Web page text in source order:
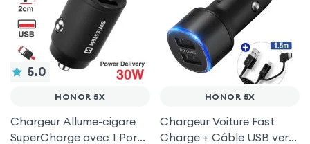
5.0
HONOR 5X
Chargeur Allume-cigare
SuperCharge avec 1 Ports
HONOR 5X
Chargeur Voiture Fast
Charge + Câble USB vers